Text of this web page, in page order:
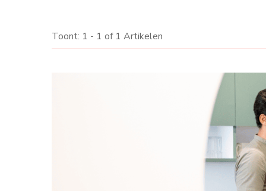
Toont: 1 - 1 of 1 Artikelen